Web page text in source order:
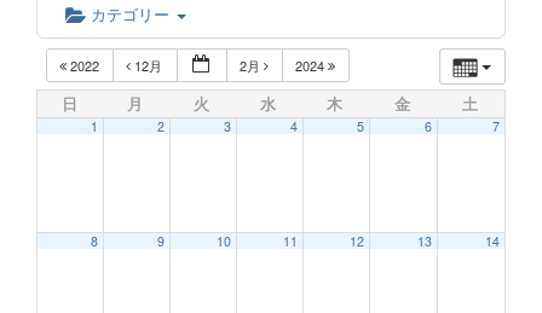
カテゴリー
2022 12月 2月 2024
日 月 火 水 木 金 土
1 2 3 4 5 6 7
8 9 10 11 12 13 14